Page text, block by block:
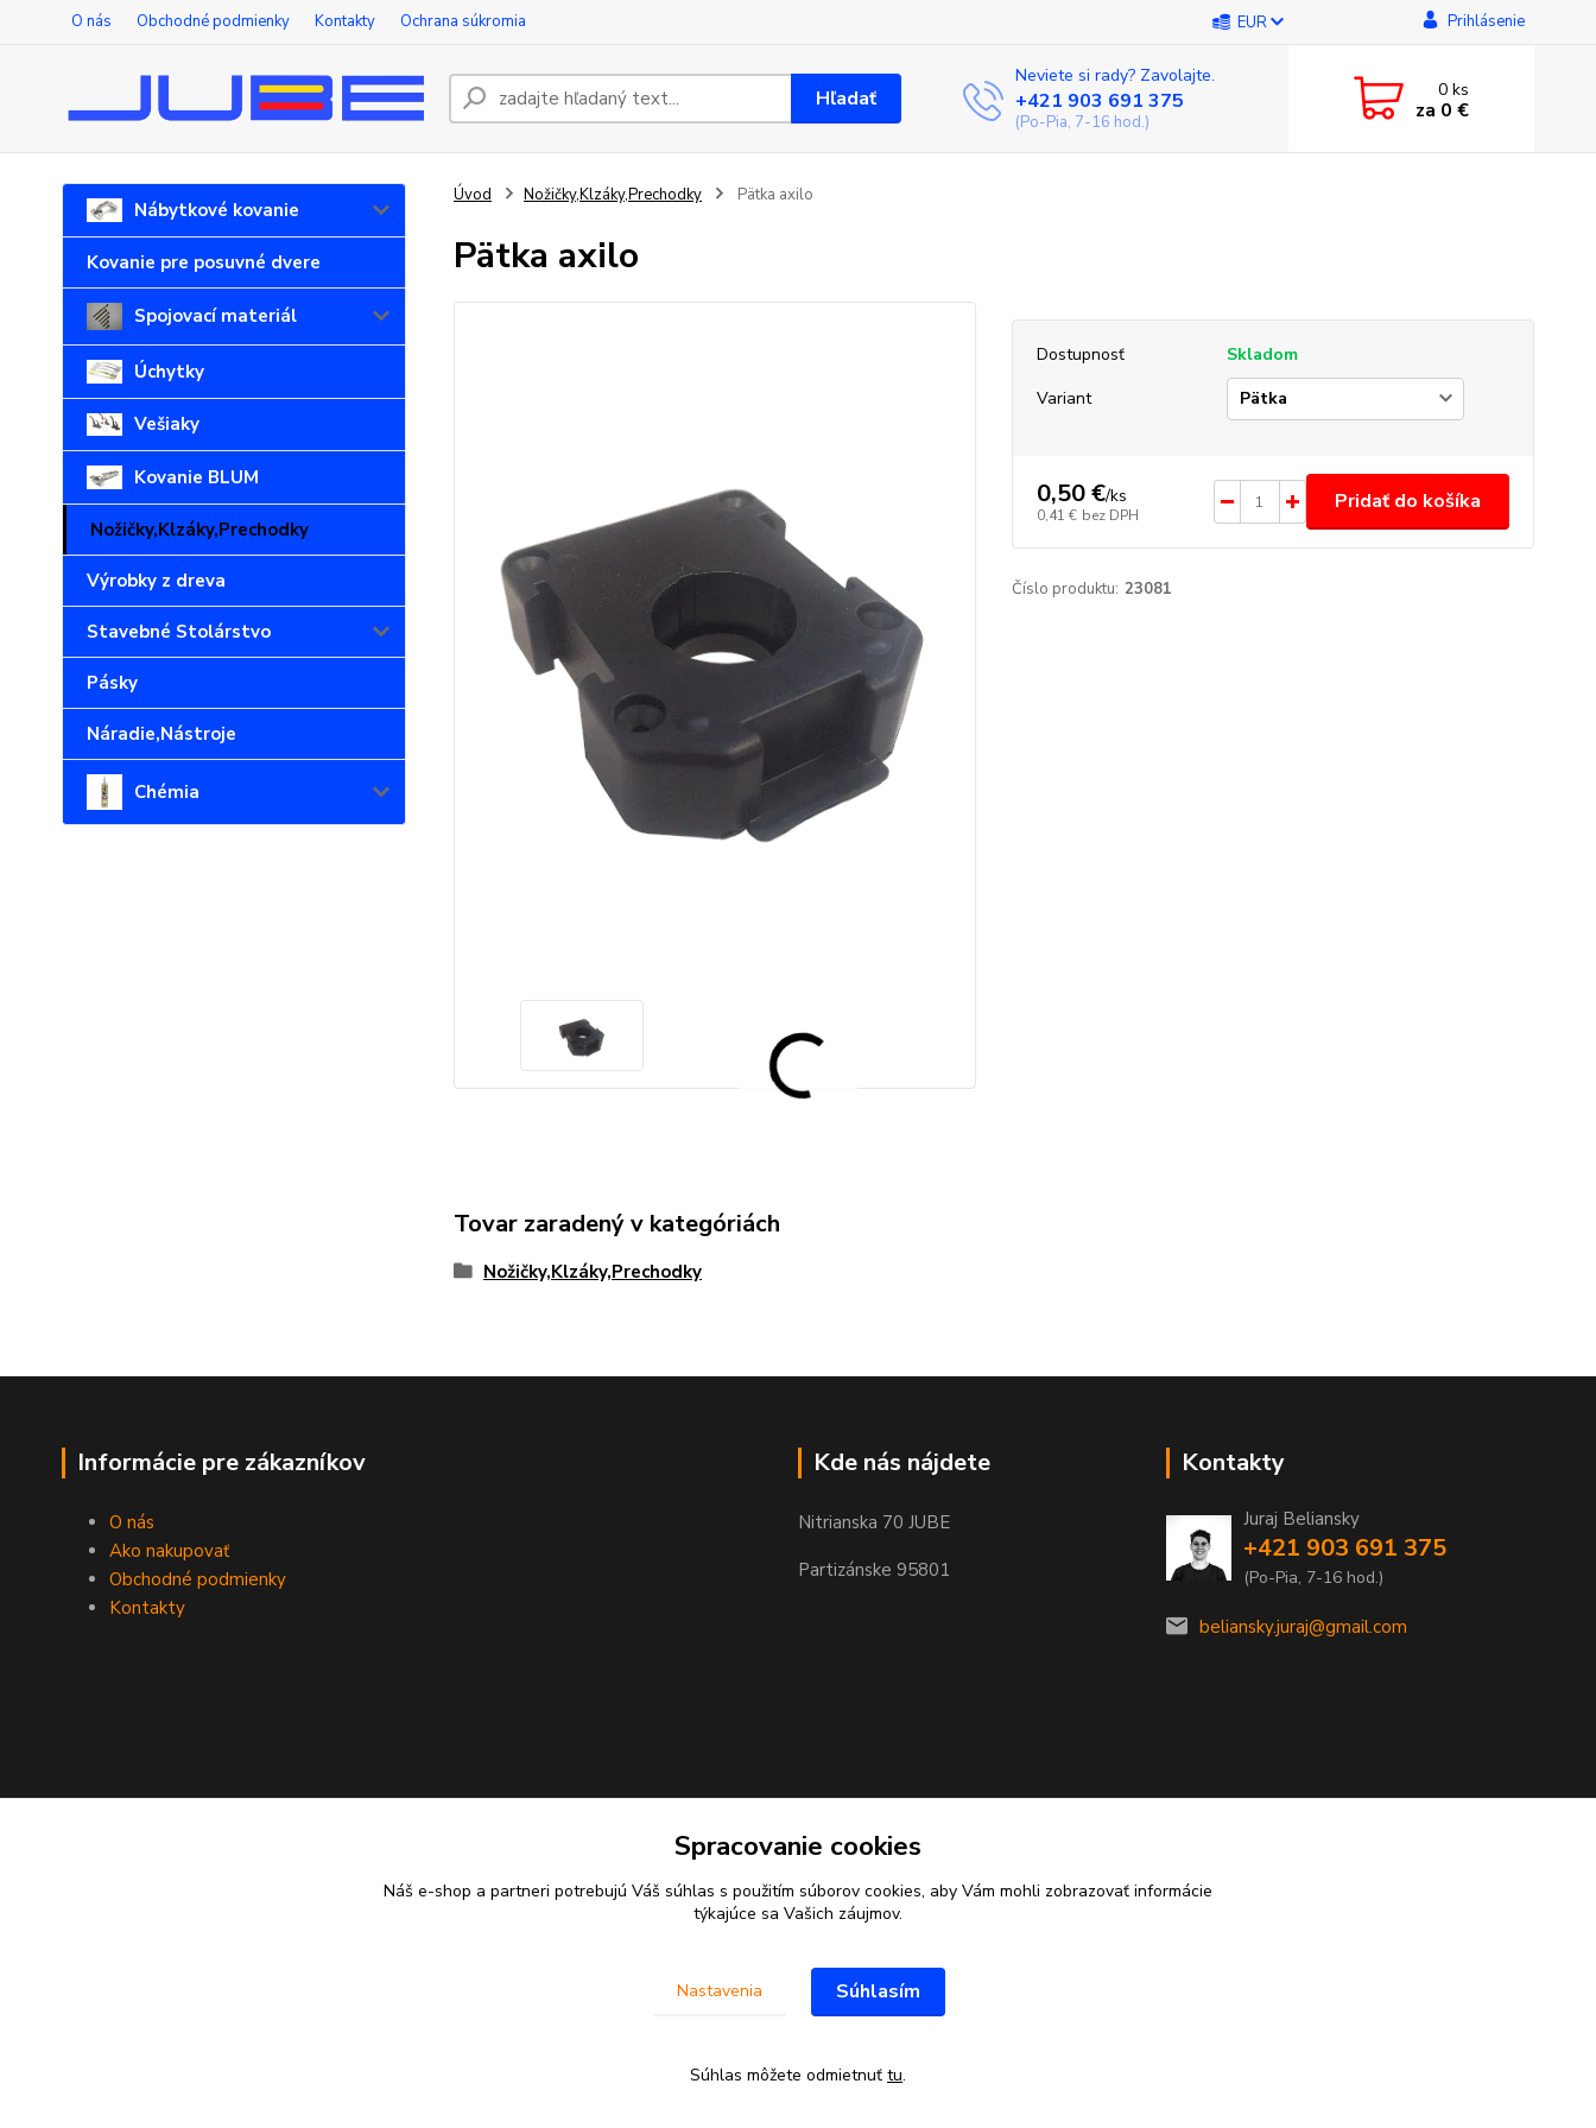
O nás Obchodné podmienky Kontakty Ochrana súkromia EUR Prihlásenie
Hľadať
Neviete si rady? Zavolajte.
+421 903 691 375
(Po-Pia, 7-16 hod.)
0ks
za 0 €
Nábytkové kovanie
Kovanie pre posuvné dvere
Spojovací materiál
Úchytky
Vešiaky
Kovanie BLUM
Nožičky,Klzáky,Prechodky
Výrobky z dreva
Stavebné Stolárstvo
Pásky
Náradie,Nástroje
Chémia
Úvod Nožičky,Klzáky,Prechodky Pätka axilo
Pätka axilo
Dostupnosť
Skladom
Variant
0,50 €/ks
0,41 € bez DPH
Pridať do košíka
Číslo produktu: 23081
Tovar zaradený v kategóriách
Nožičky,Klzáky,Prechodky
Informácie pre zákazníkov
O nás
Ako nakupovať
Obchodné podmienky
Kontakty
Kde nás nájdete
Nitrianska 70 JUBE
Partizánske 95801
Kontakty
Juraj Beliansky
+421 903 691 375
(Po-Pia, 7-16 hod.)
beliansky.juraj@gmail.com
Spracovanie cookies
Náš e-shop a partneri potrebujú Váš súhlas s použitím súborov cookies, aby Vám mohli zobrazovať informácie
týkajúce sa Vašich záujmov.
Nastavenia Súhlasím
Súhlas môžete odmietnuť tu.